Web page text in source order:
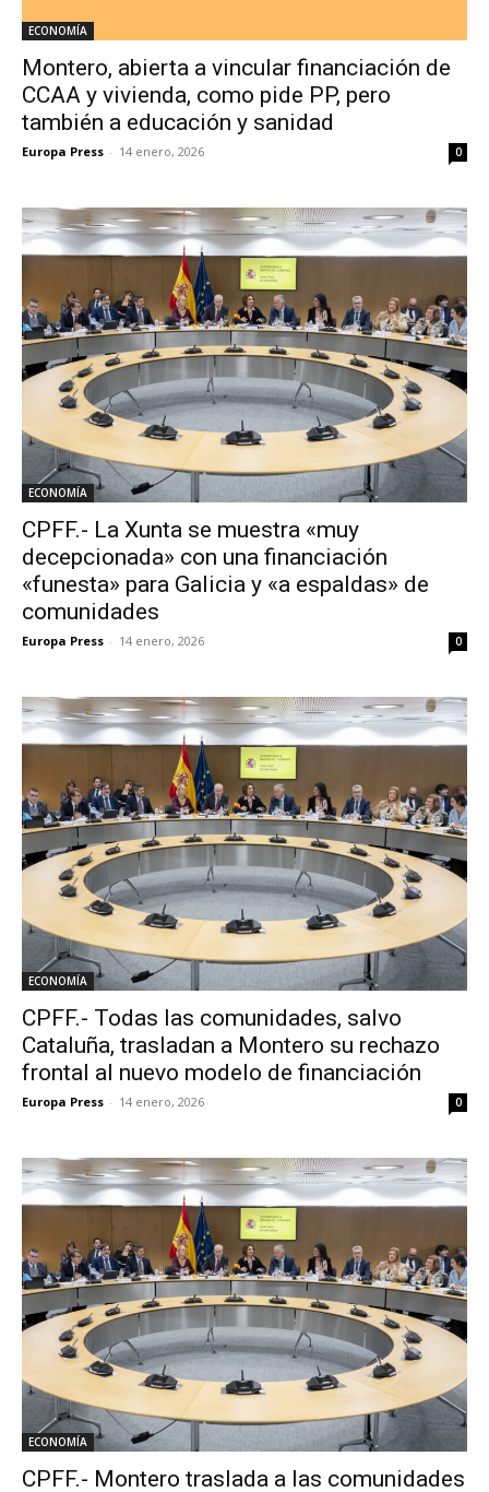
ECONOMÍA
Montero, abierta a vincular financiación de
CCAA y vivienda, como pide PP, pero
también a educación y sanidad
Europa Press - 14 enero, 2026 0
ECONOMÍA
CPFF.- La Xunta se muestra «muy
decepcionada» con una financiación
«funesta» para Galicia y «a espaldas» de
comunidades
Europa Press - 14 enero, 2026 0
ECONOMÍA
CPFF.- Todas las comunidades, salvo
Cataluña, trasladan a Montero su rechazo
frontal al nuevo modelo de financiación
Europa Press - 14 enero, 2026 0
ECONOMÍA
CPFF.- Montero traslada a las comunidades